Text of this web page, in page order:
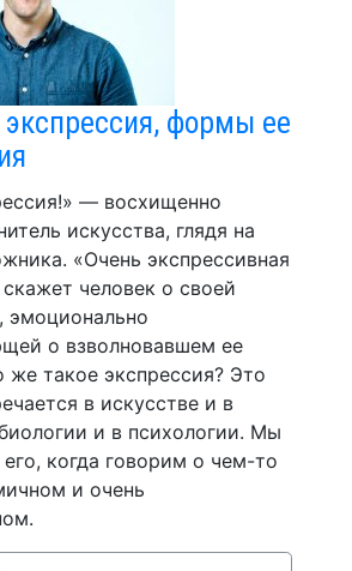
экспрессия, формы ее
— восхищенно
искусства, глядя на
«Очень экспрессивная
человек о своей
эмоционально
о взволновавшем ее
же такое экспрессия? Это
в искусстве и в
и в психологии. Мы
когда говорим о чем-то
и очень